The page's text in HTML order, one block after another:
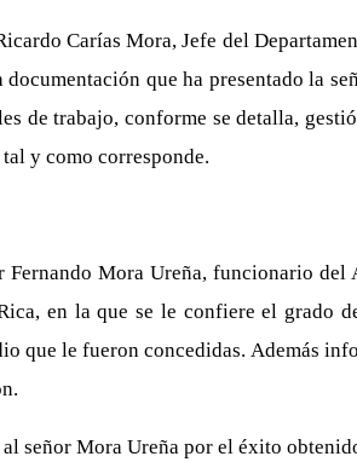
Carías Mora, Jefe del
que ha presentado la
de trabajo, conforme se detalla,
y como corresponde.
Fernando Mora Ureña, funcionario
en la que se le confiere el grado
que le fueron concedidas. Además
señor Mora Ureña por el éxito